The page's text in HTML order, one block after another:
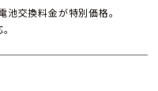
交換料金が特別価格。